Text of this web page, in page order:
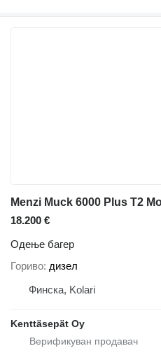
Menzi Muck 6000 Plus T2
18.200 €
Одење багер
Гориво дизел
Финска, Kolari
Kenttäsepät Oy